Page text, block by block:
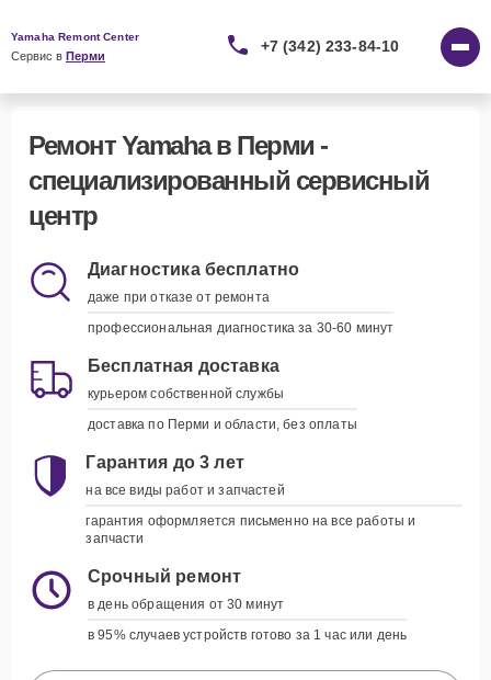
Yamaha Remont Center
Сервис в Перми
+7 (342) 233-84-10
Ремонт Yamaha в Перми -
специализированный сервисный
центр
Диагностика бесплатно
даже при отказе от ремонта
профессиональная диагностика за 30-60 минут
Бесплатная доставка
курьером собственной службы
доставка по Перми и области, без оплаты
Гарантия до 3 лет
на все виды работ и запчастей
гарантия оформляется письменно на все работы и
запчасти
Срочный ремонт
в день обращения от 30 минут
в 95% случаев устройств готово за 1 час или день